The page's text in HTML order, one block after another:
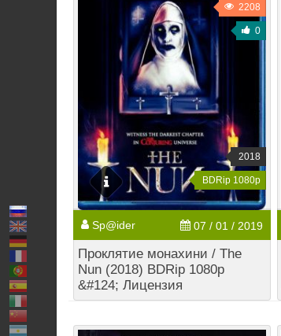
2208
0
2018
BDRip 1080p
Sp@ider 07 / 01 / 2019
Проклятие монахини / The
Nun (2018) BDRip 1080p
&#124; Лицензия